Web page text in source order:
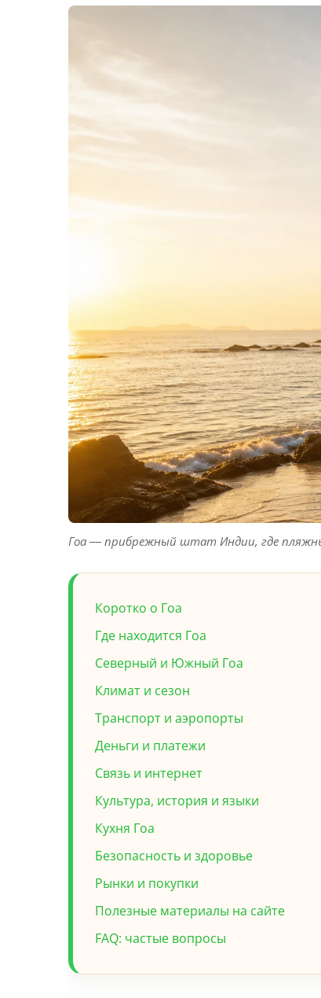
Гоа — прибрежный штат Индии, где
Коротко о Гоа
Где находится Гоа
Северный и Южный Гоа
Климат и сезон
Транспорт и аэропорты
Деньги и платежи
Связь и интернет
Культура, история и языки
Кухня Гоа
Безопасность и здоровье
Рынки и покупки
Полезные материалы на сайте
FAQ: частые вопросы